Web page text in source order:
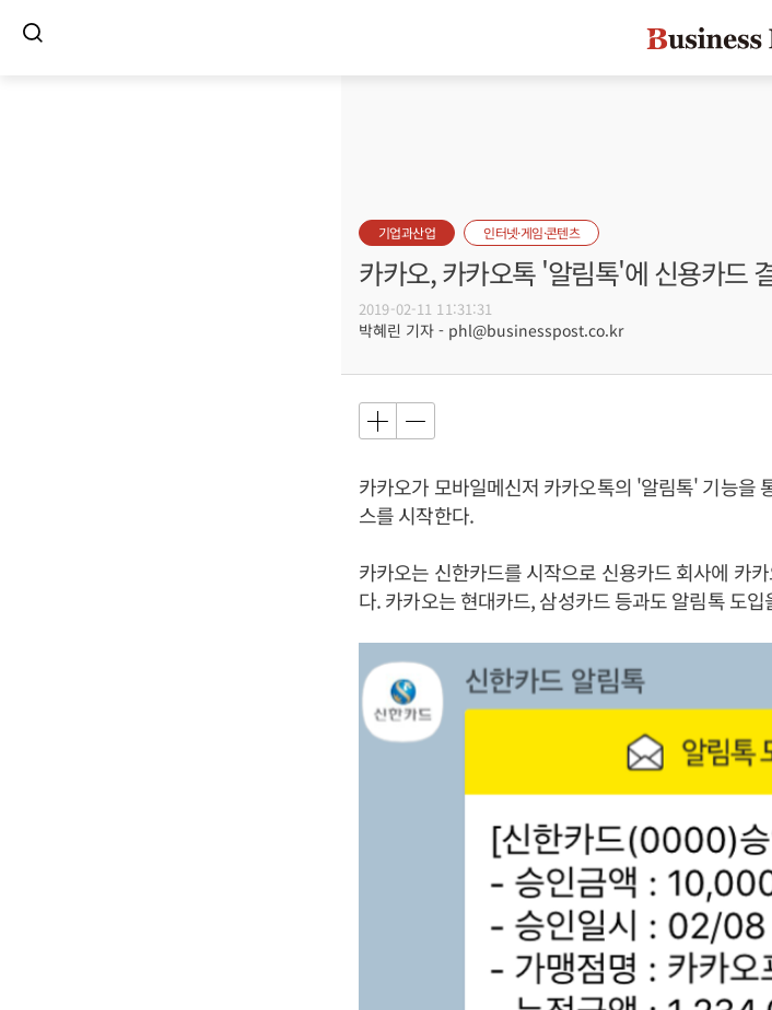
기업과산업 인터넷·게임·콘텐츠
카카오, 카카오톡 '알림톡'에 신용카드
2019-02-11 11:31:31
박혜린 기자 - phl@businesspost.co.kr
카카오가 모바일메신저 카카오톡의 '알림톡' 기능을
스를 시작한다.
카카오는 신한카드를 시작으로 신용카드 회사에 카
다. 카카오는 현대카드, 삼성카드 등과도 알림톡 도